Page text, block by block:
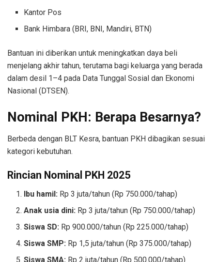
Kantor Pos
Bank Himbara (BRI, BNI, Mandiri, BTN)
Bantuan ini diberikan untuk meningkatkan daya beli
menjelang akhir tahun, terutama bagi keluarga yang berada
dalam desil 1–4 pada Data Tunggal Sosial dan Ekonomi
Nasional (DTSEN).
Nominal PKH: Berapa Besarnya?
Berbeda dengan BLT Kesra, bantuan PKH dibagikan sesuai
kategori kebutuhan.
Rincian Nominal PKH 2025
Ibu hamil: Rp 3 juta/tahun (Rp 750.000/tahap)
Anak usia dini: Rp 3 juta/tahun (Rp 750.000/tahap)
Siswa SD: Rp 900.000/tahun (Rp 225.000/tahap)
Siswa SMP: Rp 1,5 juta/tahun (Rp 375.000/tahap)
Siswa SMA: Rp 2 juta/tahun (Rp 500.000/tahap)